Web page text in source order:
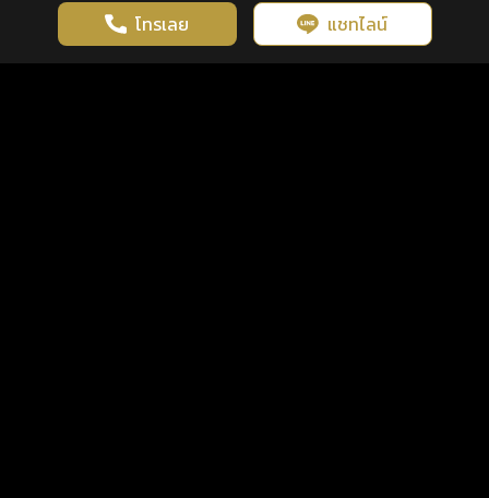
โทรเลย แชทไลน์
เว็บไซต์นี้มีการใช้งานคุกกี้ เพื่อเพิ่มประสิทธิภาพและประสบการณ์ที่ดี
ในการใช้งานเว็บไซต์ นโยบายความเป็นส่วนตัว
รู้ก่อน พร้อมกว่า ทุกจังหวะชีวิต คลิกดูดวงฟรี